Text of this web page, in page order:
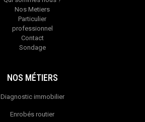
Nos Metiers
Particulier
professionnel
Contact
Sondage
NOS MÉTIERS
Diagnostic immobilier
Enrobés routier